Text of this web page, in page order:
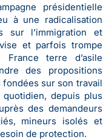
présidentielle
à une radicalisation
sur l’immigration et
et parfois trompe
France terre d’asile
des propositions
sur son travail
depuis plus
des demandeurs
mineurs isolés et
de protection.